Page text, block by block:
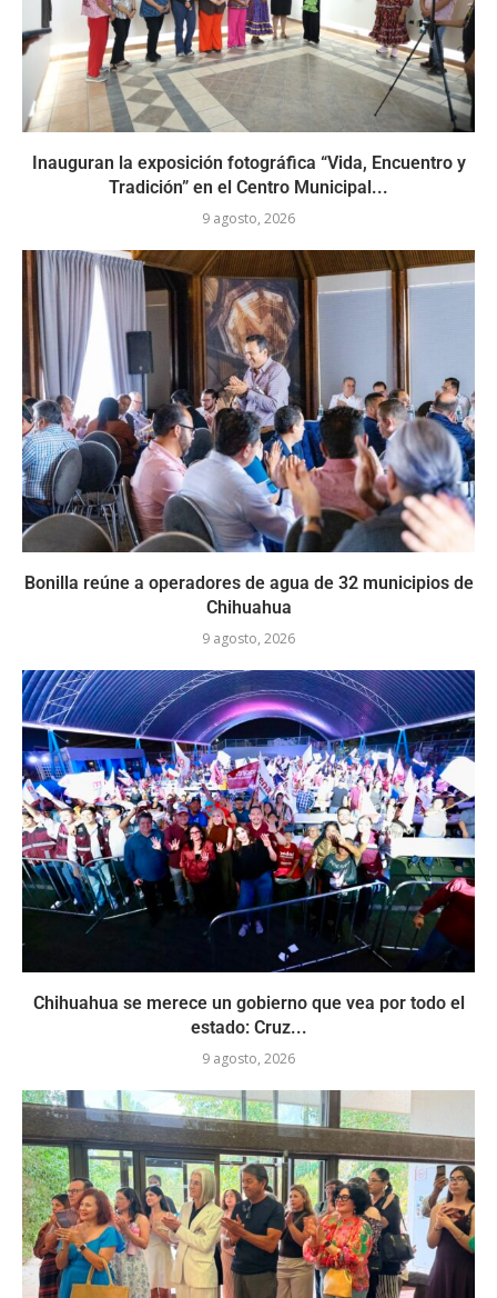
Inauguran la exposición fotográfica “Vida, Encuentro y
Tradición” en el Centro Municipal...
9 agosto, 2026
Bonilla reúne a operadores de agua de 32 municipios de
Chihuahua
9 agosto, 2026
Chihuahua se merece un gobierno que vea por todo el
estado: Cruz...
9 agosto, 2026